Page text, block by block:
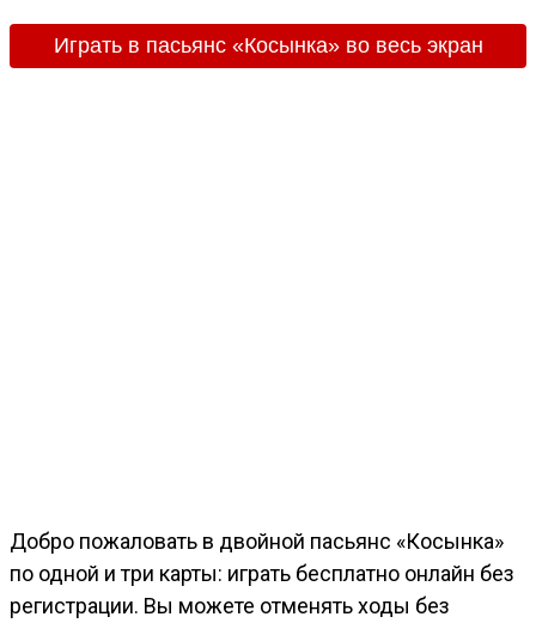
Играть в пасьянс «Косынка» во весь экран
Добро пожаловать в двойной пасьянс «Косынка»
по одной и три карты: играть бесплатно онлайн без
регистрации. Вы можете отменять ходы без